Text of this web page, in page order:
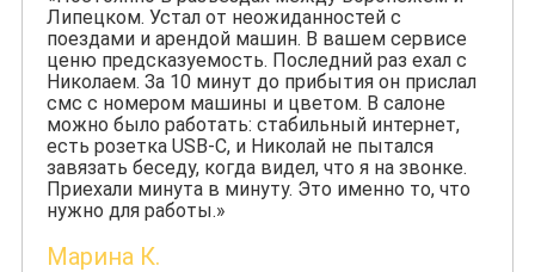
Липецком. Устал от неожиданностей с
поездами и арендой машин. В вашем сервисе
ценю предсказуемость. Последний раз ехал с
Николаем. За 10 минут до прибытия он прислал
смс с номером машины и цветом. В салоне
можно было работать: стабильный интернет,
есть розетка USB-C, и Николай не пытался
завязать беседу, когда видел, что я на звонке.
Приехали минута в минуту. Это именно то, что
нужно для работы.»
Марина К.